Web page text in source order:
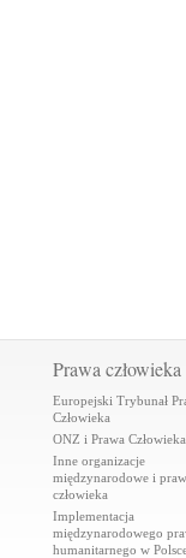
Prawa człowieka
Europejski Trybunał
Człowieka
ONZ i Prawa Człowieka
Inne organizacje
międzynarodowe i
człowieka
Implementacja
międzynarodowego
humanitarnego w